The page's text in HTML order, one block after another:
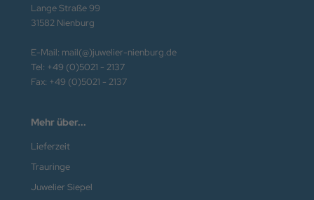
Lange Straße 99
31582 Nienburg
E-Mail: mail(@)juwelier-nienburg.de
Tel: +49 (0)5021 - 2137
Fax: +49 (0)5021 - 2137
Mehr über...
Lieferzeit
Trauringe
Juwelier Siepel